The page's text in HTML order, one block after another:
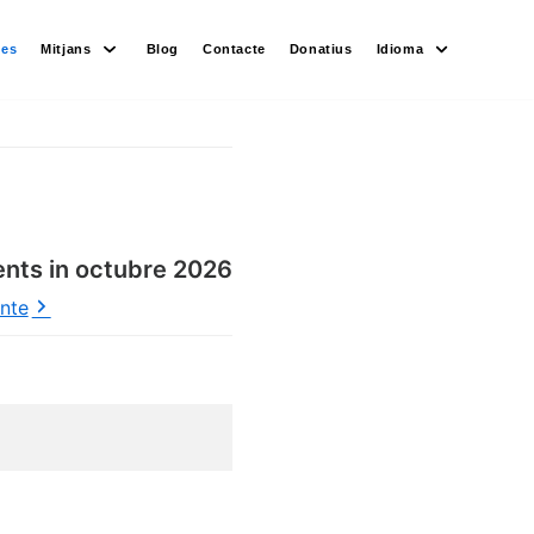
Mitjans Blog Contacte Donatius Idioma
in octubre 2026